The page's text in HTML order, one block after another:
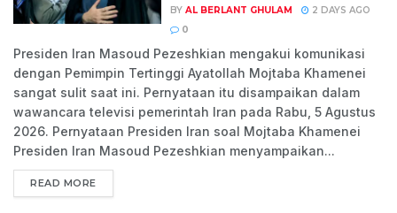
BY AL BERLANT GHULAM
2 DAYS AGO
0
Presiden Iran Masoud Pezeshkian mengakui komunikasi
dengan Pemimpin Tertinggi Ayatollah Mojtaba Khamenei
sangat sulit saat ini. Pernyataan itu disampaikan dalam
wawancara televisi pemerintah Iran pada Rabu, 5 Agustus
2026. Pernyataan Presiden Iran soal Mojtaba Khamenei
Presiden Iran Masoud Pezeshkian menyampaikan...
READ MORE